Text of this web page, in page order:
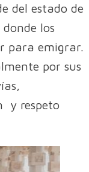
del estado de
los
para emigrar.
por sus
y respeto